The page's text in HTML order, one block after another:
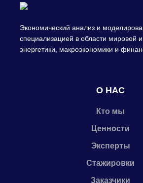
Экономический анализ и
специализацией в области мировой
энергетики, макроэкономики и
О НАС
Кто мы
Ценности
Эксперты
Стажировки
Заказчики